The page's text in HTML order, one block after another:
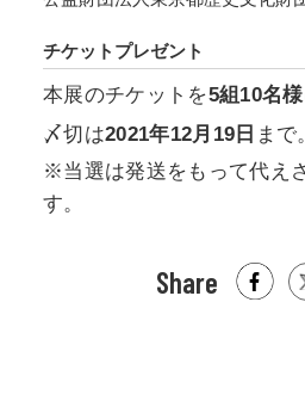
チケットプレゼント
本展のチケットを5組10名様
〆切は2021年12月19日 まで
※当選は発送をもって代え
す。
Share